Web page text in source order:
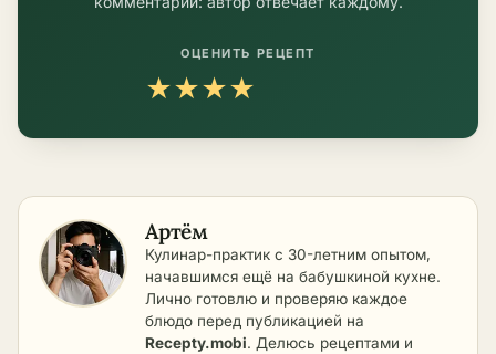
ОЦЕНИТЬ РЕЦЕПТ
★★★★
Артём
Кулинар-практик с 30-летним опытом,
начавшимся ещё на бабушкиной кухне.
Лично готовлю и проверяю каждое
блюдо перед публикацией на
Recepty.mobi. Делюсь рецептами и